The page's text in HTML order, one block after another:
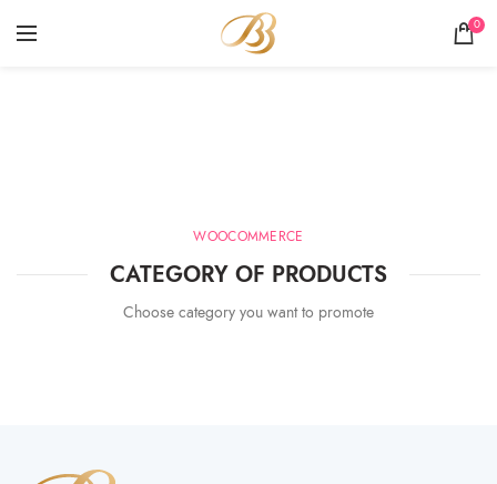
0
WOOCOMMERCE
CATEGORY OF PRODUCTS
Choose category you want to promote